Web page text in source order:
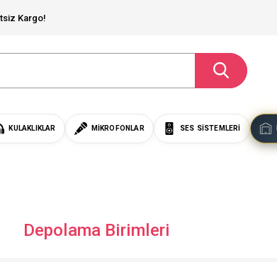
Kargo!
KULAKLIKLAR MIKROFONLAR SES SISTEMLERI
Depolama Birimleri